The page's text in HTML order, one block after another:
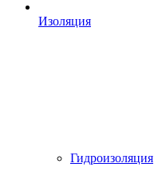
Изоляция
Гидроизоляция